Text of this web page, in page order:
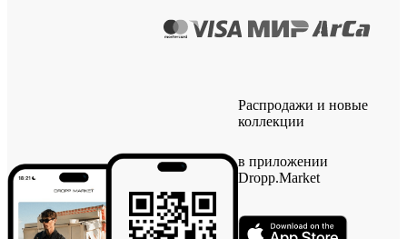
Распродажи и новые
коллекции
в приложении
Dropp.Market